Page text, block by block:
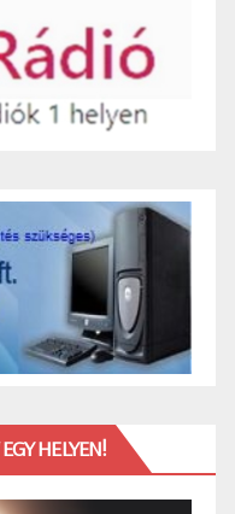
HELYEN!